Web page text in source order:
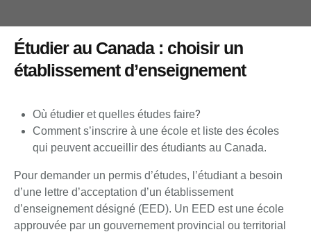
Étudier au Canada : choisir un
établissement d’enseignement
Où étudier et quelles études faire?
Comment s’inscrire à une école et liste des écoles
qui peuvent accueillir des étudiants au Canada.
Pour demander un permis d’études, l’étudiant a besoin
d’une lettre d’acceptation d’un établissement
d’enseignement désigné (EED). Un EED est une école
approuvée par un gouvernement provincial ou territorial